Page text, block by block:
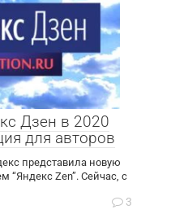
Дзен в 2020
для авторов
представила новую
“Яндекс Zen”. Сейчас, с
3